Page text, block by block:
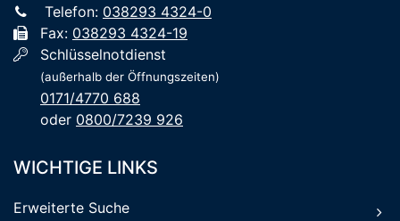
WICHTIGE LINKS
Erweiterte Suche
Telefon: 038293 4324-0
Fax: 038293 4324-19
Schlüsselnotdienst
(außerhalb der Öffnungszeiten)
0171/4770 688
oder 0800/7239 926